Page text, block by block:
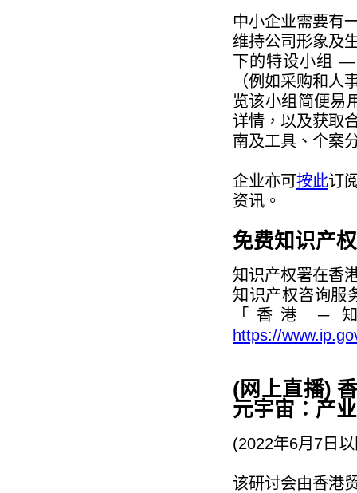
中小企业需要有
维持公司形象及
下的特设小组
（例如采购和人
览该小组简便易
详情，以及获取
南及工具、个案
企业亦可按此订
资讯。
免费知识产
知识产权署在香
知识产权咨询服
「香港 ─
https://
(网上直播)
元宇宙：产
(2022年6月7日
该研讨会由香港